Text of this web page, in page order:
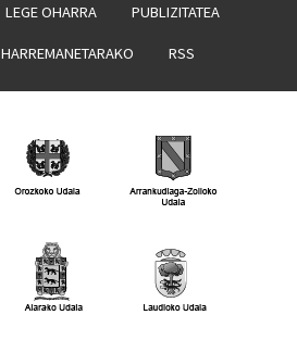
LEGE OHARRA PUBLIZITATEA
HARREMANETARAKO RSS